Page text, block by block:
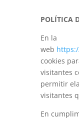
POLÍTICA
En la
web
cookies
visitantes
permitir
visitantes
En